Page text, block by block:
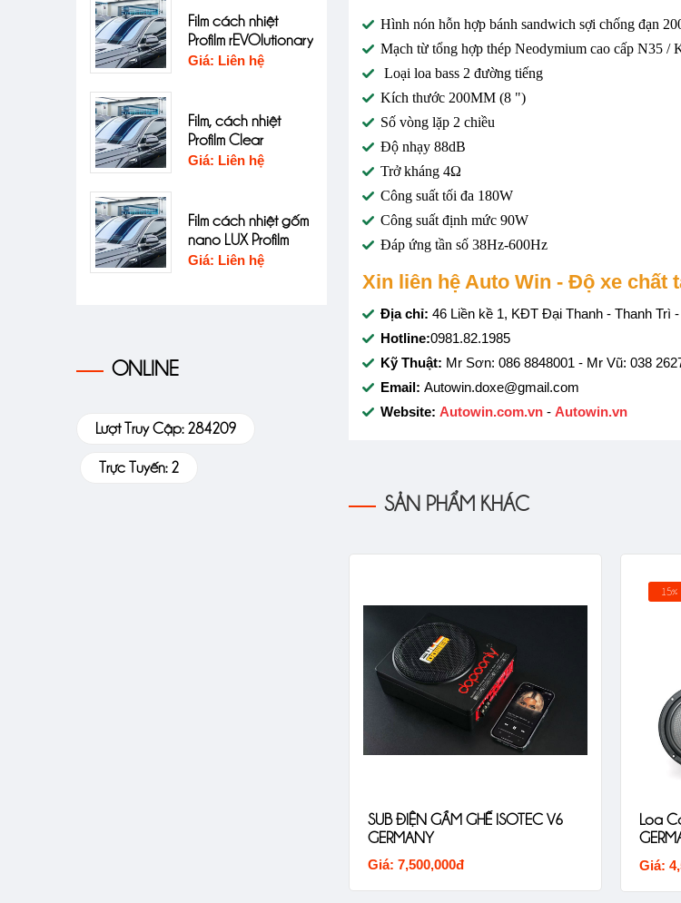
Hình nón hỗn hợp bánh sandwich sợi chống đạn
Mạch từ tổng hợp thép Neodymium cao cấp N35 /
Loại loa bass 2 đường tiếng
Kích thước 200MM (8 ")
Số vòng lặp 2 chiều
Độ nhạy 88dB
Trở kháng 4Ω
Công suất tối đa 180W
Công suất định mức 90W
Đáp ứng tần số 38Hz-600Hz
Xin liên hệ Auto Win - Độ xe chất
Địa chỉ: 46 Liền kề 1, KĐT Đại Thanh - Thanh Trì
Hotline:0981.82.1985
Kỹ Thuật: Mr Sơn: 086 8848001 - Mr Vũ: 038
Email: Autowin.doxe@gmail.com
Website: Autowin.com.vn - Autowin.vn
SẢN PHẨM KHÁC
SUB ĐIỆN GẦM GHẾ ISOTEC V6
GERMANY
Giá: 7,500,000đ
15%
Loa
Giá:
Film cách nhiệt
Profilm rEVOlutionary
Giá: Liên hệ
Film, cách nhiệt
Profilm Clear
Giá: Liên hệ
Film cách nhiệt gốm
nano LUX Profilm
Giá: Liên hệ
mắt VIOFO A329S
3CH
Giá: 12,500,000đ
VIOFO A229 Ultra
3CH
Giá: 9,750,000đ
Cam Hành Trình
VIOFO A229 Ultra-
W 3CH
CẤP X-
Giá:
ONLINE
Lượt Truy Cập: 284209
Trực Tuyến: 2